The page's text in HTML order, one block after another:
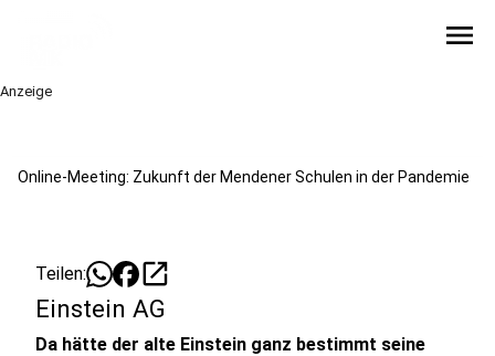
menu
Anzeige
Online-Meeting: Zukunft der Mendener Schulen in der Pandemie
Teilen: open_in_new
Einstein AG
Da hätte der alte Einstein ganz bestimmt seine